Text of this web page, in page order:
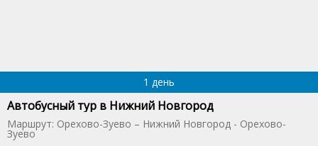
1 день
Автобусный тур в Нижний Новгород
Маршрут: Орехово-Зуево – Нижний Новгород - Орехово-
Зуево